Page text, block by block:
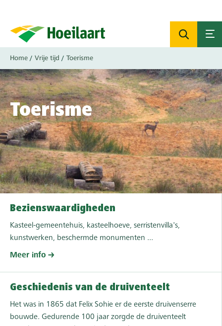
naar
inhoud
gaan
Kruimelpad
Home Vrije tijd Toerisme
Toerisme
Bezienswaardigheden
Kasteel-gemeentehuis, kasteelhoeve, serristenvilla's,
kunstwerken, beschermde monumenten ...
Meer info
Geschiedenis van de druiventeelt
Het was in 1865 dat Felix Sohie er de eerste druivenserre
bouwde. Gedurende 100 jaar zorgde de druiventeelt